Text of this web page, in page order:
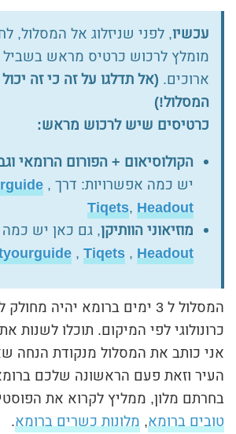
עכשיו, לפני שניזלוג אל המסלול,
מומלץ לרכוש כרטיס מראש בשביל
ארוכים. (אל תדלגו על זה כי זה
המסלול!)
כרטיסים שיש לרכוש מראש:
הקולוסיאום + הפורום הרומאי
יש כמה אפשרויות: דרך ,
Tiqets, Headout
מוזיאוני הוותיקן, גם כאן יש כמה
, Tiqets , Headout
המסלול ל 3 ימים ברומא יהיה
כרונולוגי לפי המיקום. תוכלו לשנות
אני כותב את המסלול מנקודת הנחה
העיר וזאת פעם הראשונה שלכם
בחרתם מלון, ממליץ לקרוא את
טובים ברומא, מלונות כשרים ברומא.